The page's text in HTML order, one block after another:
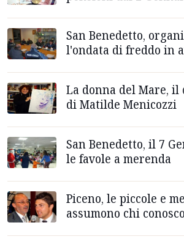
San Benedetto,
l'ondata di freddo in
La donna del Mare, il
di Matilde Menicozzi
San Benedetto, il 7
le favole a merenda
Piceno, le piccole e
assumono chi